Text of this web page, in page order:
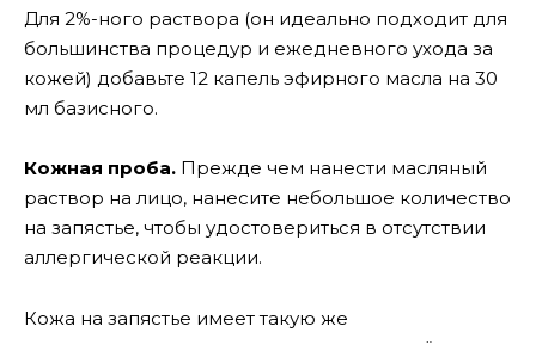
Для 2%-ного раствора (он идеально подходит для
большинства процедур и ежедневного ухода за
кожей) добавьте 12 капель эфирного масла на 30
мл базисного.
Кожная проба. Прежде чем нанести масляный
раствор на лицо, нанесите небольшое количество
на запястье, чтобы удостовериться в отсутствии
аллергической реакции.
Кожа на запястье имеет такую же